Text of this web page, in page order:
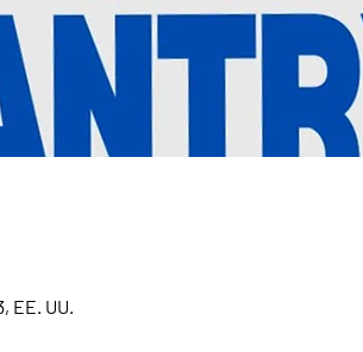
EE. UU.